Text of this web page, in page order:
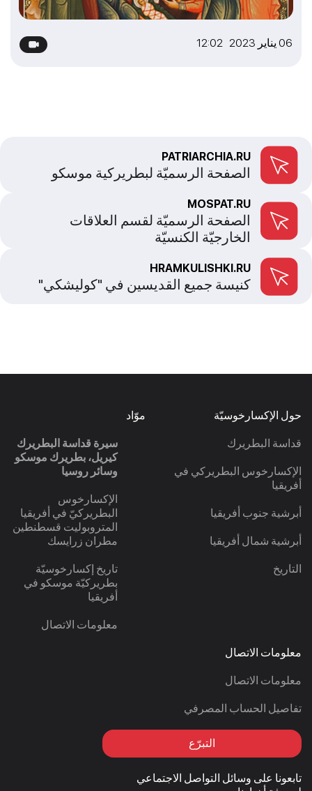
06 يناير 2023 12:02
PATRIARCHIA.RU
الصفحة الرسميّة لبطريركية موسكو
MOSPAT.RU
الصفحة الرسميّة لقسم العلاقات
الخارجيّة الكنسيّة
HRAMKULISHKI.RU
كنيسة جميع القديسين في "كوليشكي"
حول الإكسارخوسيّة
قداسة البطريرك
الإكسارخوس البطريركي في
أفريقيا
أبرشية جنوب أفريقيا
أبرشية شمال أفريقيا
التاريخ
موّاد
سيرة قداسة البطريرك
كيريل، بطريرك موسكو
وسائر روسيا
الإكسارخوس
البطريركيّ في أفريقيا
المتروبوليت قسطنطين
مطران زرايسك
تاريخ إكسارخوسيّة
بطريركيّة موسكو في
أفريقيا
معلومات الاتصال
معلومات الاتصال
معلومات الاتصال
تفاصيل الحساب المصرفي
التبرّع
تابعونا على وسائل التواصل الاجتماعي